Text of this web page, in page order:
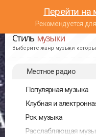
Перейти
Рекомендуется
Стиль музыки
Выберите жанр музыки
Местное радио
Популярная музыка
Клубная и
Рок музыка
Расслабляющая